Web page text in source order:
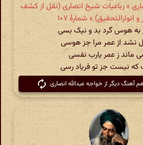
» رباعیات شیخ انصاری (نقل از کشف
و انوارالتحقیق) » شمارهٔ ۱۰۷
هوس گرد بد و نیک بسی
نشد از عمر مرا جز هوسی
ماند ز عمر یارب نفسی
که نیست جز تو فریاد رسی